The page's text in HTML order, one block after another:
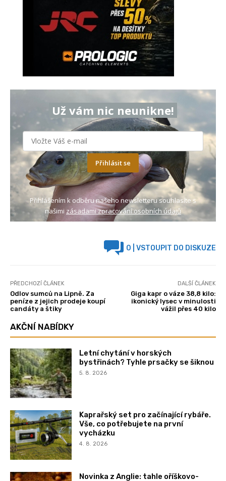
Už vám nic neunikne!
Přihlásit se
Přihlášením k odběru našeho newsletteru souhlasíte s
našimi zásadami zpracování osobních údajů
0 | VSTOUPIT DO DISKUZE
PŘEDCHOZÍ ČLÁNEK
Odlov sumců na Lipně. Za
peníze z jejich prodeje koupí
candáty a štiky
DALŠÍ ČLÁNEK
Giga kapr o váze 38,8 kilo:
ikonický lysec v minulosti
vážil přes 40 kilo
AKČNÍ NABÍDKY
Letní chytání v horských
bystřinách? Tyhle prsačky se šiknou
5. 8. 2026
Kaprařský set pro začínající rybáře.
Vše, co potřebujete na první
vycházku
4. 8. 2026
Novinka z Anglie: tahle oříškovo-